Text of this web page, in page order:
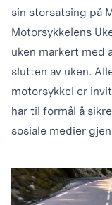
sin storsatsing på
Motorsykkelens
uken markert med
slutten av uken.
motorsykkel er
har til formål å
sosiale medier